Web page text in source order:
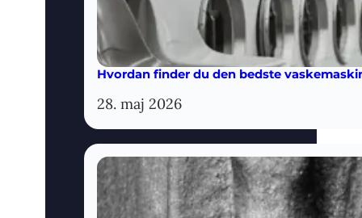
Hvordan finder du den bedste
28. maj 2026